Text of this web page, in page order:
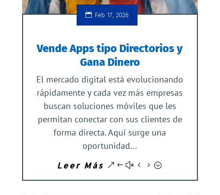
Feb 17, 2026
Vende Apps tipo Directorios y
Gana Dinero
El mercado digital está evolucionando
rápidamente y cada vez más empresas
buscan soluciones móviles que les
permitan conectar con sus clientes de
forma directa. Aquí surge una
oportunidad...
Leer Más